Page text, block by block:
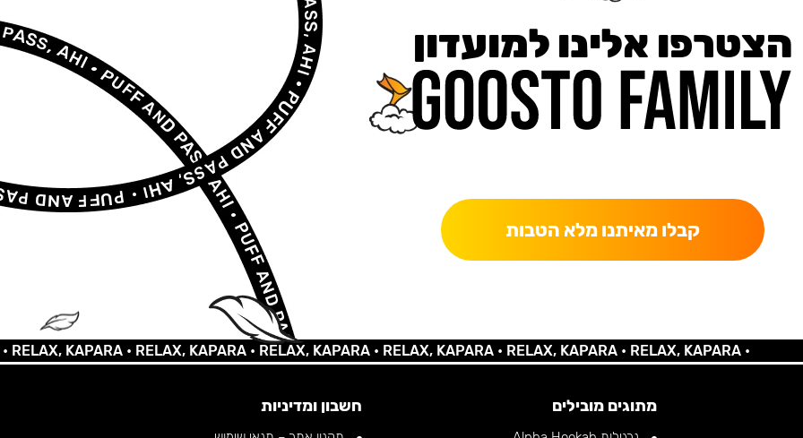
הצטרפו אלינו למועדון
קבלו מאיתנו מלא הטבות
KAPARA •RELAX, KAPARA •RELAX, KAPARA •RELAX, KAPARA •RELAX, KAPARA •RELAX, KAPARA •
מתוגים מובילים חשבון ומדיניות